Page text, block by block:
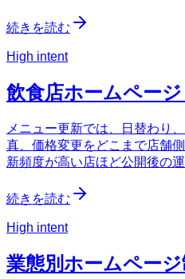
続きを読む
High intent
飲食店ホームペー
メニュー更新では、日替わり
真、価格変更をどこまで店舗
新頻度が高い店ほど公開後の
続きを読む
High intent
業態別ホームペー